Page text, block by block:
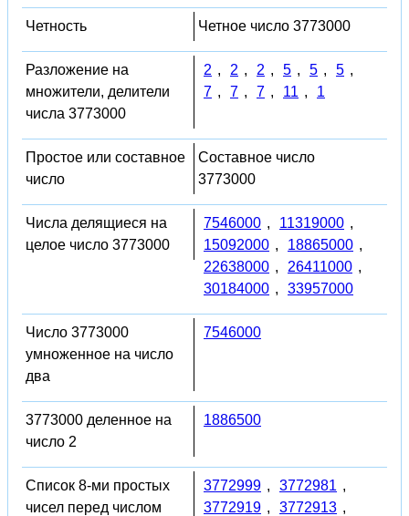
Четность Четное число 3773000
Разложение на
множители, делители
числа 3773000
2 , 2 , 2 , 5 , 5 , 5 ,
7 , 7 , 7 , 11 , 1
Простое или составное
число
Составное число
3773000
Числа делящиеся на
целое число 3773000
7546000 , 11319000 ,
15092000 , 18865000 ,
22638000 , 26411000 ,
30184000 , 33957000
Число 3773000
умноженное на число
два
7546000
3773000 деленное на
число 2
1886500
Список 8-ми простых
чисел перед числом
3772999 , 3772981 ,
3772919 , 3772913 ,